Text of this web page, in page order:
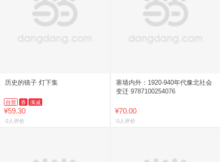
历史的镜子 灯下集
自营 券 满减
¥59.30
0人评价
寨墙内外：1920-940年代豫北社会
变迁 9787100254076
¥70.00
0人评价